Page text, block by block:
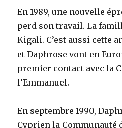
En 1989, une nouvelle
perd son travail. La
Kigali. C’est aussi cette
et Daphrose vont en
premier contact avec la
l’Emmanuel.
En septembre 1990,
Cyprien la Communauté